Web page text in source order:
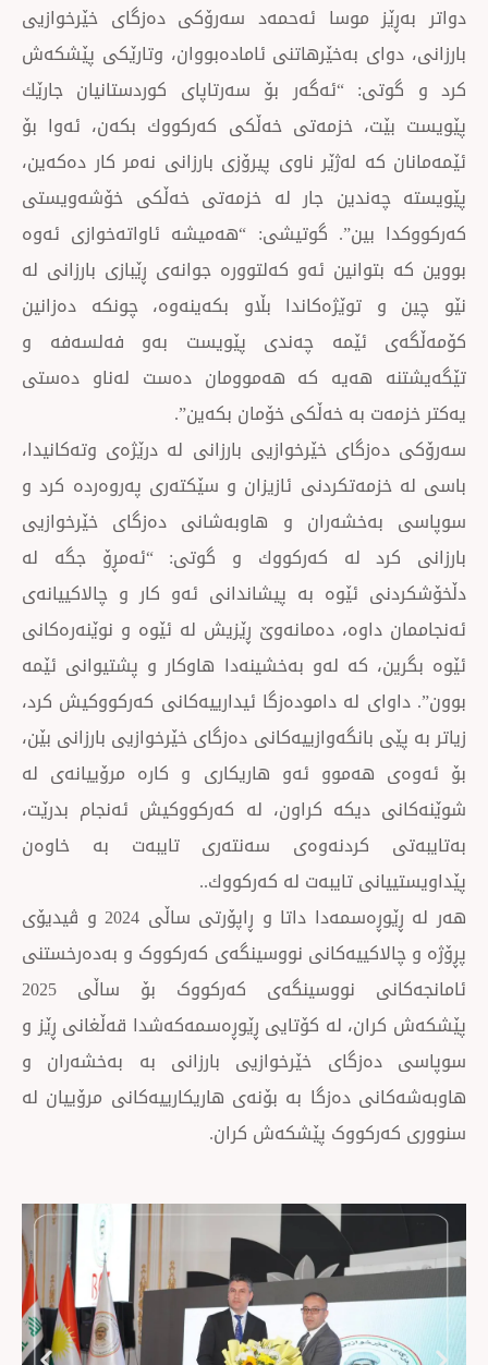
موسا ئەحمەد سەرۆکی دەزگای خێرخوازیی
بەخێرهاتنی ئامادەبووان، وتارێكی پێشكەش
“ئەگەر بۆ سەرتاپای كوردستانیان جارێك
خزمەتی خەڵكی كەركووك بكەن، ئەوا بۆ
لەژێر ناوی پیرۆزی بارزانی نەمر كار دەكەین،
جار لە خزمەتی خەڵكی خۆشەویستی
بین”. گوتیشی: “هەمیشە ئاواتەخوازی ئەوە
ئەو كەلتوورە جوانەی ڕێبازی بارزانی لە
بڵاو بكەینەوە، چونكە دەزانین
ئێمە چەندی پێویست بەو فەلسەفە و
هەیە كە هەموومان دەست لەناو دەستی
بە خەڵكی خۆمان بكەین”.
خێرخوازیی بارزانی لە درێژەی وتەكانیدا،
ئازیزان و سێكتەری پەروەردە كرد و
و هاوبەشانی دەزگای خێرخوازیی
لە كەركووك و گوتی: “ئەمڕۆ جگە لە
ئێوە بە پیشاندانی ئەو كار و چالاكییانەی
دەمانەوێ ڕێزیش لە ئێوە و نوێنەرەكانی
كە لەو بەخشینەدا هاوكار و پشتیوانی ئێمە
لە دامودەزگا ئیدارییەكانی كەركووكیش كرد،
بانگەوازییەكانی دەزگای خێرخوازیی بارزانی بێن،
ئەو هاریكاری و كارە مرۆییانەی لە
كراون، لە كەركووكیش ئەنجام بدرێت،
كردنەوەی سەنتەری تایبەت بە خاوەن
تایبەت لە كەركووك..
هەر لە ڕێوڕەسمەدا داتا و ڕاپۆرتی ساڵی 2024 و ڤیدیۆی
نووسینگەی کەرکووک و بەدەرخستنی
ئامانجەکانی نووسینگەی کەرکووک بۆ ساڵی 2025
لە كۆتایی ڕێوڕەسمەكەشدا قەڵغانی ڕێز و
خێرخوازیی بارزانی بە بەخشەران و
دەزگا بە بۆنەی هاریكارییەكانی مرۆییان لە
پێشكەش كران.